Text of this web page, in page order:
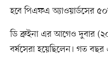
হবে পিএফএ অ্যাওয়ার্ডসের
ডি ব্রুইনা এর আগেও দুবার
বর্ষসেরা হয়েছিলেন। গত